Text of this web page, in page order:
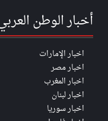
أخبار الوطن
اخبار الإمارات
اخبار مصر
اخبار المغرب
اخبار لبنان
اخبار سوريا